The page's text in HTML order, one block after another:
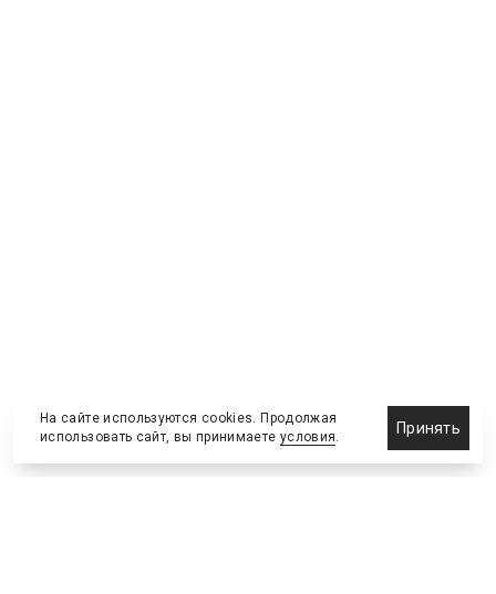
На сайте используются cookies. Продолжая
использовать сайт, вы принимаете условия.
Принять